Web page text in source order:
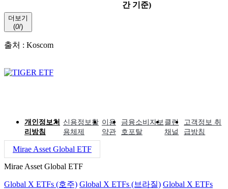
간 기준)
더보기
(0/)
출처 : Koscom
개인정보처
리방침
신용정보활
용체제
이용
약관
금융소비자보
호포탈
클린
채널
고객정보 취
급방침
Mirae Asset Global ETF
Mirae Asset Global ETF
Global X ETFs (호주) Global X ETFs (브라질) Global X ETFs